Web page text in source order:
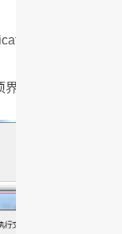
了，大体的配置
面，选择环境》